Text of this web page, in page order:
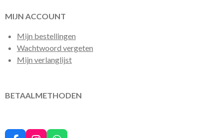
MIJN ACCOUNT
Mijn bestellingen
Wachtwoord vergeten
Mijn verlanglijst
BETAALMETHODEN